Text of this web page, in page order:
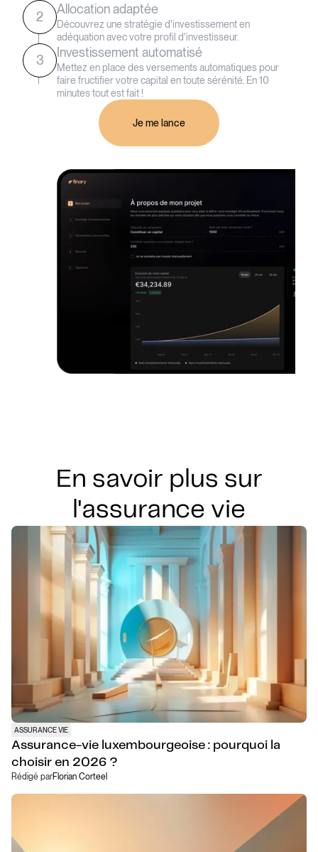
2
Allocation adaptée
Découvrez une stratégie d'investissement en
adéquation avec votre profil d'investisseur.
3
Investissement automatisé
Mettez en place des versements automatiques pour
faire fructifier votre capital en toute sérénité. En 10
minutes tout est fait !
Je me lance
En savoir plus sur
l'assurance vie
ASSURANCE VIE
Assurance-vie luxembourgeoise : pourquoi la
choisir en 2026 ?
Rédigé parFlorian Corteel